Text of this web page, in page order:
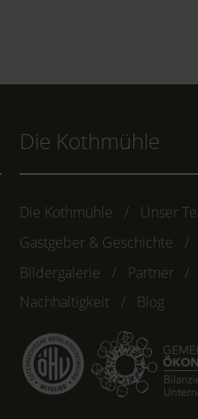
Die Kothmühle
Die Kothmühle
Unser
Gastgeber & Geschichte
Bildergalerie
Partner
Nachhaltigkeit
Blog